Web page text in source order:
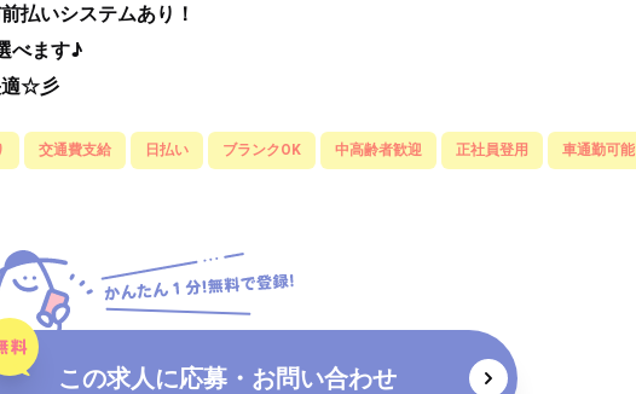
払いシステムあり！
べます♪
適☆彡
交通費支給 日払い ブランクOK 中高齢者歓迎 正社員登用 車通勤可能
この求人に応募・お問い合わせ